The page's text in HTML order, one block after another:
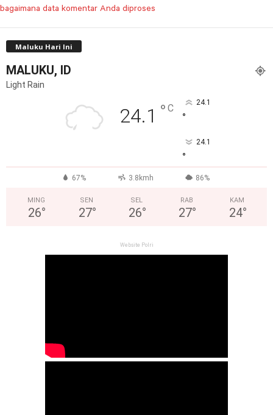
bagaimana data komentar Anda diproses
Maluku Hari Ini
MALUKU, ID
Light Rain
24.1 ° C 24.1
°
24.1
°
67% 3.8kmh 86%
MING
26°
SEN
27°
SEL
26°
RAB
27°
KAM
24°
Website Polri